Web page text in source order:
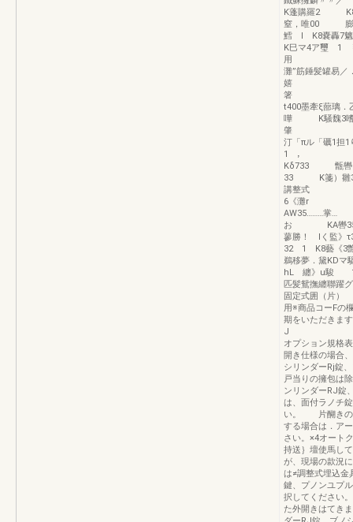
K蓬購羅2
窒，唯00 膨1
鱈 I K8嚢
K巳マ4ア璽 1
用 一
灘”筋錘髪罐易
嬉 毒《8
箸 K8争
t400墨牽ξ蔀璃
嘩 K騒魏3
肇 諺整式
汀「πル「礪1担
1 ，
Kδ733
33 K箋
講
6《灘r 一
AW35………
お KA轡35
蓼勝！ lく監
32 1 K8藝《3
鵜移夢．黛KD
hL 纏》u駿
匹髪鴛撫纏聯躍
固定式囲（片
用※商品コーFの
期をいただきます
オプション規格
開き仕様の場合
シリンダーRj錠
戸当りの擁包は
ンリンダーRJ錠
は、面付ラノチ
い。 片醐きの
する場合は．ア
さい。×4オート
持送｝壇使馬し
が、現場の款況
は≠調整式埋込金
鍵、プノンユプ
択してください
た外開きはてき